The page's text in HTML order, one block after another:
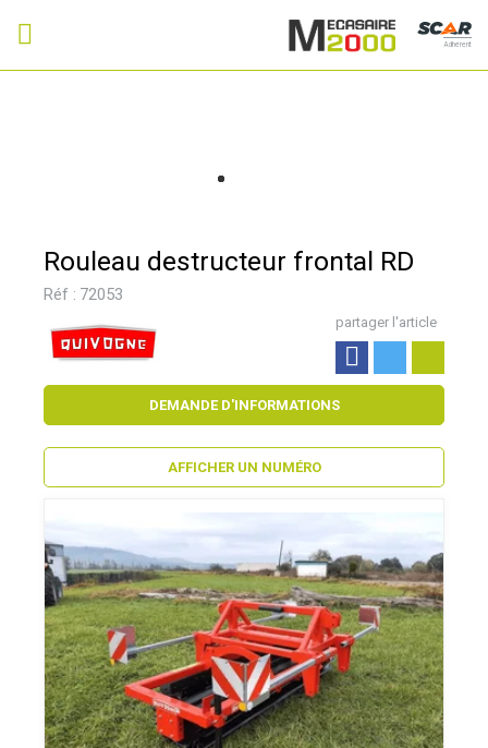
Adhérent
Rouleau destructeur frontal RD
Réf : 72053
partager l'article
DEMANDE D'INFORMATIONS
AFFICHER UN NUMÉRO